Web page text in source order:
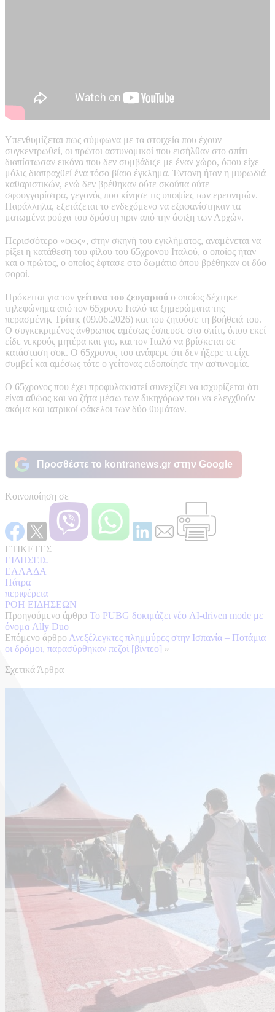
Υπενθυμίζεται πως σύμφωνα με τα στοιχεία που έχουν
συγκεντρωθεί, οι πρώτοι αστυνομικοί που εισήλθαν στο σπίτι
διαπίστωσαν εικόνα που δεν συμβάδιζε με έναν χώρο, όπου είχε
μόλις διαπραχθεί ένα τόσο βίαιο έγκλημα. Έντονη ήταν η μυρωδιά
καθαριστικών, ενώ δεν βρέθηκαν ούτε σκούπα ούτε
σφουγγαρίστρα, γεγονός που κίνησε τις υποψίες των ερευνητών.
Παράλληλα, εξετάζεται το ενδεχόμενο να εξαφανίστηκαν τα
ματωμένα ρούχα του δράστη πριν από την άφιξη των Αρχών.
Περισσότερο «φως», στην σκηνή του εγκλήματος, αναμένεται να
ρίξει η κατάθεση του φίλου του 65χρονου Ιταλού, ο οποίος ήταν
και ο πρώτος, ο οποίος έφτασε στο δωμάτιο όπου βρέθηκαν οι δύο
σοροί.
Πρόκειται για τον γείτονα του ζευγαριού ο οποίος δέχτηκε
τηλεφώνημα από τον 65χρονο Ιταλό τα ξημερώματα της
περασμένης Τρίτης (09.06.2026) και του ζητούσε τη βοήθειά του.
Ο συγκεκριμένος άνθρωπος αμέσως έσπευσε στο σπίτι, όπου εκεί
είδε νεκρούς μητέρα και γιο, και τον Ιταλό να βρίσκεται σε
κατάσταση σοκ. Ο 65χρονος του ανάφερε ότι δεν ήξερε τι είχε
συμβεί και αμέσως τότε ο γείτονας ειδοποίησε την αστυνομία.
Ο 65χρονος που έχει προφυλακιστεί συνεχίζει να ισχυρίζεται ότι
είναι αθώος και να ζήτα μέσω των δικηγόρων του να ελεγχθούν
ακόμα και ιατρικοί φάκελοι των δύο θυμάτων.
Προσθέστε το kontranews.gr στην Google
Κοινοποίηση σε
ΕΤΙΚΕΤΕΣ
ΕΙΔΗΣΕΙΣ
ΕΛΛΑΔΑ
Πάτρα
περιφέρεια
ΡΟΗ ΕΙΔΗΣΕΩΝ
Προηγούμενο άρθρο Το PUBG δοκιμάζει νέο AI-driven mode με
όνομα Ally Duo
Επόμενο άρθρο Ανεξέλεγκτες πλημμύρες στην Ισπανία – Ποτάμια
οι δρόμοι, παρασύρθηκαν πεζοί [βίντεο] »
Σχετικά Άρθρα